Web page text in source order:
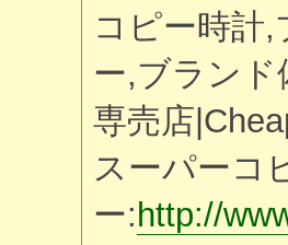
コピー時計
ー,ブランド
専売店
スーパーコ
ー: http://